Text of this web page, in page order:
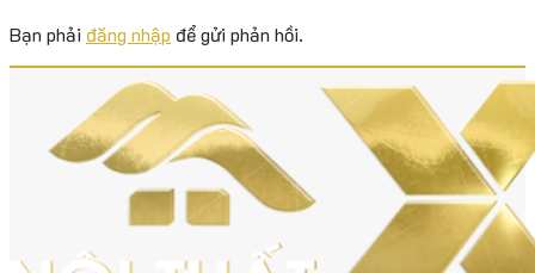
Bạn phải đăng nhập để gửi phản hồi.